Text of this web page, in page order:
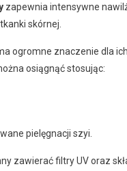
zapewnia intensywne
skórnej.
ogromne znaczenie dla
osiągnąć stosując:
pielęgnacji szyi.
zawierać filtry UV oraz